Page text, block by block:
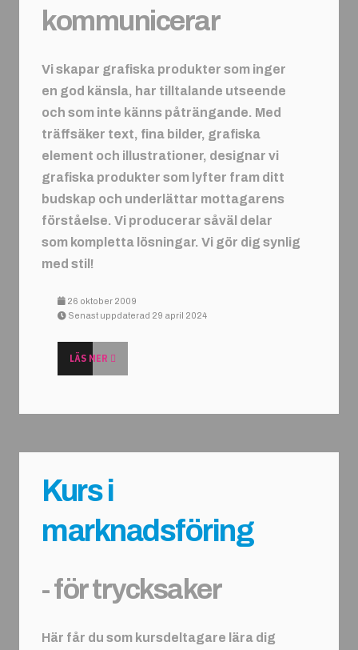
kommunicerar
Vi skapar grafiska produkter som inger
en god känsla, har tilltalande utseende
och som inte känns påträngande. Med
träffsäker text, fina bilder, grafiska
element och illustrationer, designar vi
grafiska produkter som lyfter fram ditt
budskap och underlättar mottagarens
förståelse. Vi producerar såväl delar
som kompletta lösningar. Vi gör dig synlig
med stil!
26 oktober 2009
Senast uppdaterad 29 april 2024
LÄS MER
Kurs i
marknadsföring
- för trycksaker
Här får du som kursdeltagare lära dig